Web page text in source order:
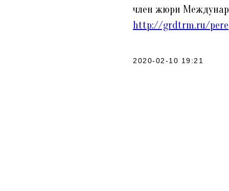
член жюри
http://grdtrm.ru/
2020-02-10 19:21